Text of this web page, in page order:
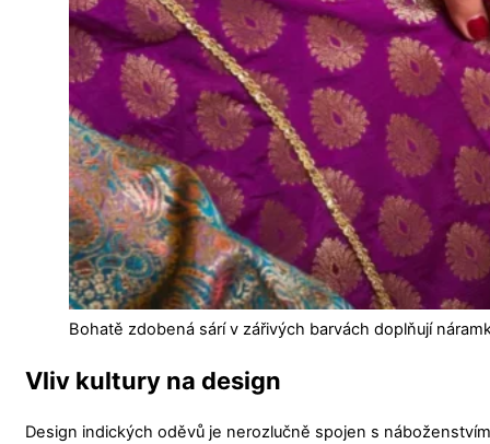
Bohatě zdobená sárí v zářivých barvách doplňují
Vliv kultury na design
Design indických oděvů je nerozlučně spojen s